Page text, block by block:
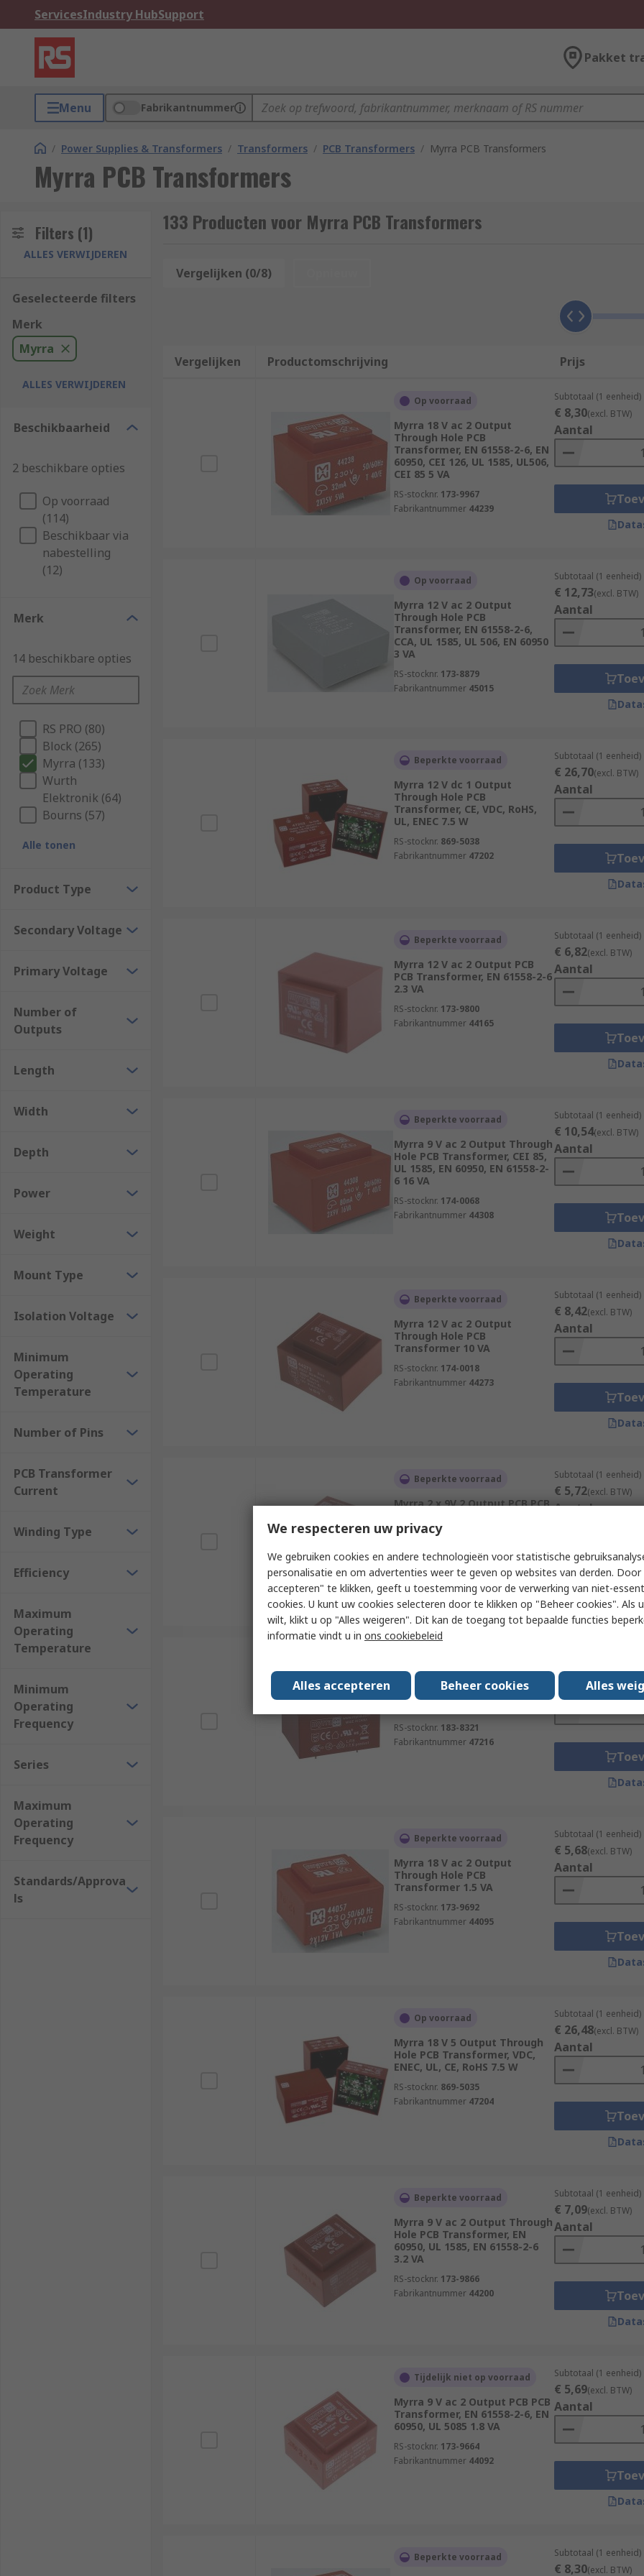
ServicesIndustry HubSupport
Pakket
Menu Fabrikantnummer
/ Power Supplies & Transformers / Transformers / PCB Transformers / Myrra PCB Transformers
Myrra PCB Transformers
Filters (1)
ALLES VERWIJDEREN
Geselecteerde filters
Merk
Myrra
ALLES VERWIJDEREN
Beschikbaarheid
2 beschikbare opties
Op voorraad
(114)
Beschikbaar via
nabestelling
(12)
Merk
14 beschikbare opties
RS PRO (80)
Block (265)
Myrra (133)
Wurth
Elektronik (64)
Bourns (57)
Alle tonen
Product Type
Secondary Voltage
Primary Voltage
Number of
Outputs
Length
Width
Depth
Power
Weight
Mount Type
Isolation Voltage
Minimum
Operating
Temperature
Number of Pins
PCB Transformer
Current
Winding Type
Efficiency
Maximum
Operating
Temperature
Minimum
Operating
Frequency
Series
Maximum
Operating
Frequency
Standards/Approva
ls
133 Producten voor Myrra PCB Transformers
Vergelijken (0/8)
Vergelijken Productomschrijving Prijs
Op voorraad
Myrra 18 V ac 2 Output
Through Hole PCB
Transformer, EN 61558-2-6, EN
60950, CEI 126, UL 1585, UL506,
CEI 85 5 VA
RS-stocknr. 173-9967
Fabrikantnummer 44239
Subtotaal (1 eenheid)
€ 8,30(excl. BTW)
Aantal
Op voorraad
Myrra 12 V ac 2 Output
Through Hole PCB
Transformer, EN 61558-2-6,
CCA, UL 1585, UL 506, EN 60950
3 VA
RS-stocknr. 173-8879
Fabrikantnummer 45015
Subtotaal (1 eenheid)
€ 12,73(excl. BTW)
Aantal
Beperkte voorraad
Myrra 12 V dc 1 Output
Through Hole PCB
Transformer, CE, VDC, RoHS,
UL, ENEC 7.5 W
RS-stocknr. 869-5038
Fabrikantnummer 47202
Subtotaal (1 eenheid)
€ 26,70(excl. BTW)
Aantal
Beperkte voorraad
Myrra 12 V ac 2 Output PCB
PCB Transformer, EN 61558-2-6
2.3 VA
RS-stocknr. 173-9800
Fabrikantnummer 44165
Subtotaal (1 eenheid)
€ 6,82(excl. BTW)
Aantal
Beperkte voorraad
Myrra 9 V ac 2 Output Through
Hole PCB Transformer, CEI 85,
UL 1585, EN 60950, EN 61558-2-
6 16 VA
RS-stocknr. 174-0068
Fabrikantnummer 44308
Subtotaal (1 eenheid)
€ 10,54(excl. BTW)
Aantal
Beperkte voorraad
Myrra 12 V ac 2 Output
Through Hole PCB
Transformer 10 VA
RS-stocknr. 174-0018
Fabrikantnummer 44273
Subtotaal (1 eenheid)
€ 8,42(excl. BTW)
Aantal
Beperkte voorraad
Myrra 2 x 9V 2 Output PCB PCB
UL 5085, CEI 85, UL 94 VO, VDE
EN 61558-2-6, EN 61558-2-6, EN
RS-stocknr.173-9793
Fabrikantnummer 44164
Subtotaal (1 eenheid)
€ 5,72(excl. BTW)
Aantal
Myrra 3.3 V 5 Output PCB PCB
Transformer, ENEC, RoHS, UL,
RS-stocknr. 183-8321
Fabrikantnummer 47216
€ 20,73(excl. BTW)
Aantal
Beperkte voorraad
Myrra 18 V ac 2 Output
Through Hole PCB
Transformer 1.5 VA
RS-stocknr. 173-9692
Fabrikantnummer 44095
Subtotaal (1 eenheid)
€ 5,68(excl. BTW)
Aantal
Op voorraad
Myrra 18 V 5 Output Through
Hole PCB Transformer, VDC,
ENEC, UL, CE, RoHS 7.5 W
RS-stocknr. 869-5035
Fabrikantnummer 47204
Subtotaal (1 eenheid)
€ 26,48(excl. BTW)
Aantal
Beperkte voorraad
Myrra 9 V ac 2 Output Through
Hole PCB Transformer, EN
60950, UL 1585, EN 61558-2-6
3.2 VA
RS-stocknr. 173-9866
Fabrikantnummer 44200
Subtotaal (1 eenheid)
€ 7,09(excl. BTW)
Aantal
Tijdelijk niet op voorraad
Myrra 9 V ac 2 Output PCB PCB
Transformer, EN 61558-2-6, EN
60950, UL 5085 1.8 VA
RS-stocknr. 173-9664
Fabrikantnummer 44092
Subtotaal (1 eenheid)
€ 5,69(excl. BTW)
Aantal
Beperkte voorraad Subtotaal (1 eenheid)
€ 8,30(excl. BTW)
We respecteren uw privacy
We gebruiken cookies en andere technologieën voor statistische
personalisatie en om advertenties weer te geven op websites van derden. Door
accepteren" te klikken, geeft u toestemming voor de verwerking van niet-
cookies. U kunt uw cookies selecteren door te klikken op "Beheer cookies". Als
wilt, klikt u op "Alles weigeren". Dit kan de toegang tot bepaalde functies
informatie vindt u in ons cookiebeleid
Alles accepteren Beheer cookies Alles